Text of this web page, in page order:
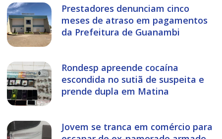
Prestadores denunciam cinco
meses de atraso em pagamentos
da Prefeitura de Guanambi
Rondesp apreende cocaína
escondida no sutiã de suspeita e
prende dupla em Matina
Jovem se tranca em comércio para